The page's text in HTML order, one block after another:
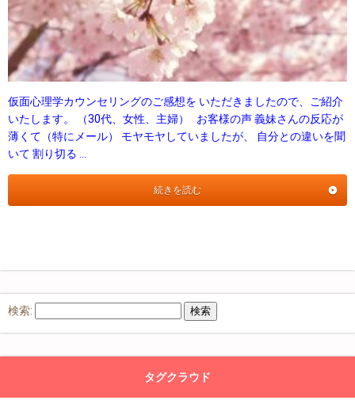
仮面心理学カウンセリングのご感想を いただきましたので、ご紹介
いたします。 （30代、女性、主婦） お客様の声 義妹さんの反応が
薄くて（特にメール） モヤモヤしていましたが、 自分との違いを聞
いて 割り切る …
続きを読む
検索:
タグクラウド